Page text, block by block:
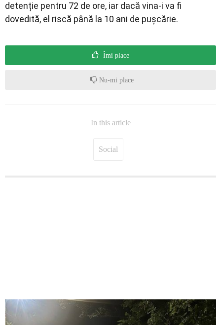
detenție pentru 72 de ore, iar dacă vina-i va fi
dovedită, el riscă până la 10 ani de pușcărie.
Îmi place
Nu-mi place
In this article
Social